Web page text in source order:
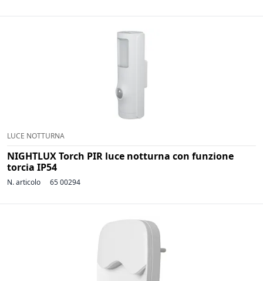
LUCE NOTTURNA
NIGHTLUX Torch PIR luce notturna con funzione
torcia IP54
N. articolo 65 00294